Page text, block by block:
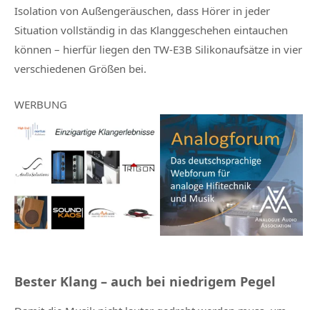
Isolation von Außengeräuschen, dass Hörer in jeder
Situation vollständig in das Klanggeschehen eintauchen
können – hierfür liegen den TW-E3B Silikonaufsätze in vier
verschiedenen Größen bei.
WERBUNG
Bester Klang – auch bei niedrigem Pegel